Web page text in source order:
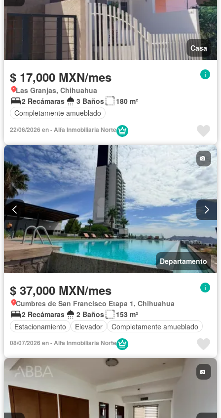
Casa
$ 17,000 MXN/mes
Las Granjas, Chihuahua
2 Recámaras
3 Baños
180 m²
Completamente amueblado
22/06/2026 en - Alfa Inmobiliaria Norte
Departamento
$ 37,000 MXN/mes
Cumbres de San Francisco Etapa 1, Chihuahua
2 Recámaras
2 Baños
153 m²
Estacionamiento
Elevador Completamente amueblado
08/07/2026 en - Alfa Inmobiliaria Norte